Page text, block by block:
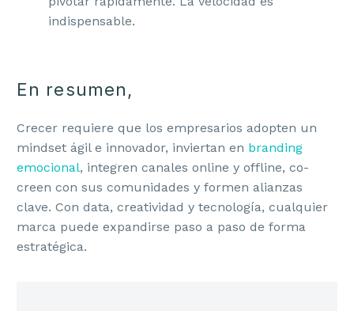
indispensable.
En resumen,
Crecer requiere que los empresarios adopten un
mindset ágil e innovador, inviertan en branding
emocional, integren canales online y offline, co-
creen con sus comunidades y formen alianzas
clave. Con data, creatividad y tecnología, cualquier
marca puede expandirse paso a paso de forma
estratégica.